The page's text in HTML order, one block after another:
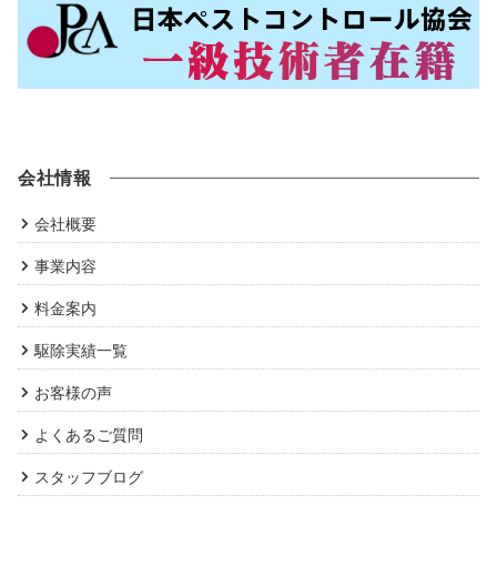
会社情報
会社概要
事業内容
料金案内
駆除実績一覧
お客様の声
よくあるご質問
スタッフブログ